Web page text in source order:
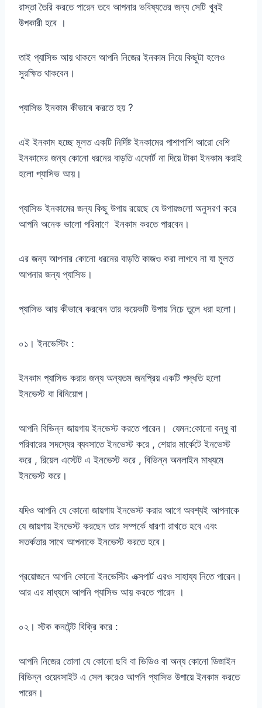
রাস্তা তৈরি করতে পারেন তবে আপনার ভবিষ্যতের জন্য সেটি খুবই
উপকারী হবে ।
তাই প্যাসিভ আয় থাকলে আপনি নিজের ইনকাম নিয়ে কিছুটা হলেও
সুরক্ষিত থাকবেন।
প্যাসিভ ইনকাম কীভাবে করতে হয় ?
এই ইনকাম হচ্ছে মূলত একটি নির্দিষ্ট ইনকামের পাশাপাশি আরো বেশি
ইনকামের জন্য কোনো ধরনের বাড়তি এফোর্ট না দিয়ে টাকা ইনকাম করাই
হলো প্যাসিভ আয়।
প্যাসিভ ইনকামের জন্য কিছু উপায় রয়েছে যে উপায়গুলো অনুসরণ করে
আপনি অনেক ভালো পরিমাণে ইনকাম করতে পারবেন।
এর জন্য আপনার কোনো ধরনের বাড়তি কাজও করা লাগবে না যা মূলত
আপনার জন্য প্যাসিভ।
প্যাসিভ আয় কীভাবে করবেন তার কয়েকটি উপায় নিচে তুলে ধরা হলো।
০১। ইনভেস্টিং :
ইনকাম প্যাসিভ করার জন্য অন্যতম জনপ্রিয় একটি পদ্ধতি হলো
ইনভেস্ট বা বিনিয়োগ।
আপনি বিভিন্ন জায়গায় ইনভেস্ট করতে পারেন। যেমন:কোনো বন্ধু বা
পরিবারের সদস্যের ব্যবসাতে ইনভেস্ট করে , শেয়ার মার্কেটে ইনভেস্ট
করে , রিয়েল এস্টেট এ ইনভেস্ট করে , বিভিন্ন অনলাইন মাধ্যমে
ইনভেস্ট করে।
যদিও আপনি যে কোনো জায়গায় ইনভেস্ট করার আগে অবশ্যই আপনাকে
যে জায়গায় ইনভেস্ট করছেন তার সম্পর্কে ধারণা রাখতে হবে এবং
সতর্কতার সাথে আপনাকে ইনভেস্ট করতে হবে।
প্রয়োজনে আপনি কোনো ইনভেস্টিং এক্সপার্ট এরও সাহায্য নিতে পারেন।
আর এর মাধ্যমে আপনি প্যাসিভ আয় করতে পারেন ।
০২। স্টক কনটেন্ট বিক্রি করে :
আপনি নিজের তোলা যে কোনো ছবি বা ভিডিও বা অন্য কোনো ডিজাইন
বিভিন্ন ওয়েবসাইট এ সেল করেও আপনি প্যাসিভ উপায়ে ইনকাম করতে
পারেন।